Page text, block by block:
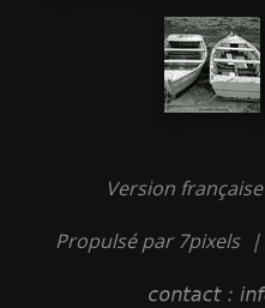
Version française
Propulsé par 7pixels |